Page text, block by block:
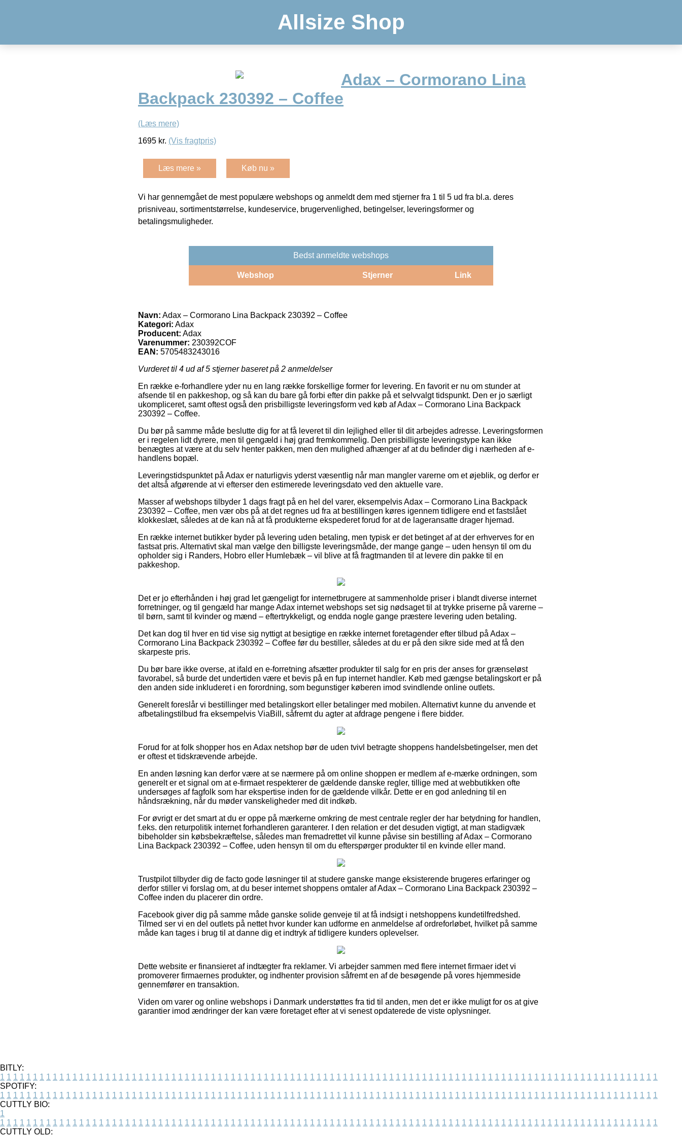
Allsize Shop
Adax – Cormorano Lina
Backpack 230392 – Coffee
(Læs mere)
1695 kr. (Vis fragtpris)
Læs mere » Køb nu »
Vi har gennemgået de mest populære webshops og anmeldt dem med stjerner fra 1 til 5 ud fra bl.a. deres
prisniveau, sortimentstørrelse, kundeservice, brugervenlighed, betingelser, leveringsformer og
betalingsmuligheder.
Bedst anmeldte webshops
Webshop Stjerner Link
Navn: Adax – Cormorano Lina Backpack 230392 – Coffee
Kategori: Adax
Producent: Adax
Varenummer: 230392COF
EAN: 5705483243016
Vurderet til 4 ud af 5 stjerner baseret på 2 anmeldelser
En række e-forhandlere yder nu en lang række forskellige former for levering. En favorit er nu om stunder at
afsende til en pakkeshop, og så kan du bare gå forbi efter din pakke på et selvvalgt tidspunkt. Den er jo særligt
ukompliceret, samt oftest også den prisbilligste leveringsform ved køb af Adax – Cormorano Lina Backpack
230392 – Coffee.
Du bør på samme måde beslutte dig for at få leveret til din lejlighed eller til dit arbejdes adresse. Leveringsformen
er i regelen lidt dyrere, men til gengæld i høj grad fremkommelig. Den prisbilligste leveringstype kan ikke
benægtes at være at du selv henter pakken, men den mulighed afhænger af at du befinder dig i nærheden af e-
handlens bopæl.
Leveringstidspunktet på Adax er naturligvis yderst væsentlig når man mangler varerne om et øjeblik, og derfor er
det altså afgørende at vi efterser den estimerede leveringsdato ved den aktuelle vare.
Masser af webshops tilbyder 1 dags fragt på en hel del varer, eksempelvis Adax – Cormorano Lina Backpack
230392 – Coffee, men vær obs på at det regnes ud fra at bestillingen køres igennem tidligere end et fastslået
klokkeslæt, således at de kan nå at få produkterne ekspederet forud for at de lageransatte drager hjemad.
En række internet butikker byder på levering uden betaling, men typisk er det betinget af at der erhverves for en
fastsat pris. Alternativt skal man vælge den billigste leveringsmåde, der mange gange – uden hensyn til om du
opholder sig i Randers, Hobro eller Humlebæk – vil blive at få fragtmanden til at levere din pakke til en
pakkeshop.
Det er jo efterhånden i høj grad let gængeligt for internetbrugere at sammenholde priser i blandt diverse internet
forretninger, og til gengæld har mange Adax internet webshops set sig nødsaget til at trykke priserne på varerne –
til børn, samt til kvinder og mænd – eftertrykkeligt, og endda nogle gange præstere levering uden betaling.
Det kan dog til hver en tid vise sig nyttigt at besigtige en række internet foretagender efter tilbud på Adax –
Cormorano Lina Backpack 230392 – Coffee før du bestiller, således at du er på den sikre side med at få den
skarpeste pris.
Du bør bare ikke overse, at ifald en e-forretning afsætter produkter til salg for en pris der anses for grænseløst
favorabel, så burde det undertiden være et bevis på en fup internet handler. Køb med gængse betalingskort er på
den anden side inkluderet i en forordning, som begunstiger køberen imod svindlende online outlets.
Generelt foreslår vi bestillinger med betalingskort eller betalinger med mobilen. Alternativt kunne du anvende et
afbetalingstilbud fra eksempelvis ViaBill, såfremt du agter at afdrage pengene i flere bidder.
Forud for at folk shopper hos en Adax netshop bør de uden tvivl betragte shoppens handelsbetingelser, men det
er oftest et tidskrævende arbejde.
En anden løsning kan derfor være at se nærmere på om online shoppen er medlem af e-mærke ordningen, som
generelt er et signal om at e-firmaet respekterer de gældende danske regler, tillige med at webbutikken ofte
undersøges af fagfolk som har ekspertise inden for de gældende vilkår. Dette er en god anledning til en
håndsrækning, når du møder vanskeligheder med dit indkøb.
For øvrigt er det smart at du er oppe på mærkerne omkring de mest centrale regler der har betydning for handlen,
f.eks. den returpolitik internet forhandleren garanterer. I den relation er det desuden vigtigt, at man stadigvæk
bibeholder sin købsbekræftelse, således man fremadrettet vil kunne påvise sin bestilling af Adax – Cormorano
Lina Backpack 230392 – Coffee, uden hensyn til om du efterspørger produkter til en kvinde eller mand.
Trustpilot tilbyder dig de facto gode løsninger til at studere ganske mange eksisterende brugeres erfaringer og
derfor stiller vi forslag om, at du beser internet shoppens omtaler af Adax – Cormorano Lina Backpack 230392 –
Coffee inden du placerer din ordre.
Facebook giver dig på samme måde ganske solide genveje til at få indsigt i netshoppens kundetilfredshed.
Tilmed ser vi en del outlets på nettet hvor kunder kan udforme en anmeldelse af ordreforløbet, hvilket på samme
måde kan tages i brug til at danne dig et indtryk af tidligere kunders oplevelser.
Dette website er finansieret af indtægter fra reklamer. Vi arbejder sammen med flere internet firmaer idet vi
promoverer firmaernes produkter, og indhenter provision såfremt en af de besøgende på vores hjemmeside
gennemfører en transaktion.
Viden om varer og online webshops i Danmark understøttes fra tid til anden, men det er ikke muligt for os at give
garantier imod ændringer der kan være foretaget efter at vi senest opdaterede de viste oplysninger.
BITLY:
1 1 1 1 1 1 1 1 1 1 1 1 1 1 1 1 1 1 1 1 1 1 1 1 1 1 1 1 1 1 1 1 1 1 1 1 1 1 1 1 1 1 1 1 1 1 1 1 1 1 1 1 1 1 1 1 1 1 1 1 1 1 1 1 1 1 1 1 1 1 1 1 1 1 1 1 1 1 1 1 1 1 1 1 1 1 1 1 1 1 1 1 1 1 1 1 1 1 1 1
SPOTIFY:
1 1 1 1 1 1 1 1 1 1 1 1 1 1 1 1 1 1 1 1 1 1 1 1 1 1 1 1 1 1 1 1 1 1 1 1 1 1 1 1 1 1 1 1 1 1 1 1 1 1 1 1 1 1 1 1 1 1 1 1 1 1 1 1 1 1 1 1 1 1 1 1 1 1 1 1 1 1 1 1 1 1 1 1 1 1 1 1 1 1 1 1 1 1 1 1 1 1 1 1
CUTTLY BIO:
1
1 1 1 1 1 1 1 1 1 1 1 1 1 1 1 1 1 1 1 1 1 1 1 1 1 1 1 1 1 1 1 1 1 1 1 1 1 1 1 1 1 1 1 1 1 1 1 1 1 1 1 1 1 1 1 1 1 1 1 1 1 1 1 1 1 1 1 1 1 1 1 1 1 1 1 1 1 1 1 1 1 1 1 1 1 1 1 1 1 1 1 1 1 1 1 1 1 1 1 1
CUTTLY OLD: